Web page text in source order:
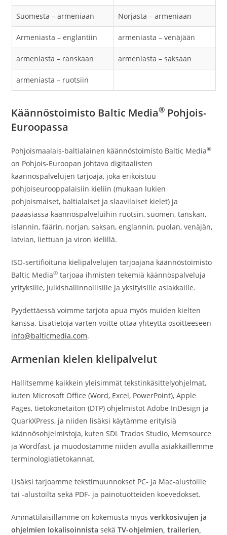
Suomesta – armeniaan Norjasta – armeniaan
Armeniasta – englantiin armeniasta – venäjään
armeniasta – ranskaan armeniasta – saksaan
armeniasta – ruotsiin
Käännöstoimisto Baltic Media® Pohjois-
Euroopassa
Pohjoismaalais-baltialainen käännöstoimisto Baltic Media®
on Pohjois-Euroopan johtava digitaalisten
käännöspalvelujen tarjoaja, joka erikoistuu
pohjoiseurooppalaisiin kieliin (mukaan lukien
pohjoismaiset, baltialaiset ja slaavilaiset kielet) ja
pääasiassa käännöspalveluihin ruotsin, suomen, tanskan,
islannin, fäärin, norjan, saksan, englannin, puolan, venäjän,
latvian, liettuan ja viron kielillä.
ISO-sertifioituna kielipalvelujen tarjoajana käännöstoimisto
Baltic Media® tarjoaa ihmisten tekemiä käännöspalveluja
yrityksille, julkishallinnollisille ja yksityisille asiakkaille.
Pyydettäessä voimme tarjota apua myös muiden kielten
kanssa. Lisätietoja varten voitte ottaa yhteyttä osoitteeseen
info@balticmedia.com.
Armenian kielen kielipalvelut
Hallitsemme kaikkein yleisimmät tekstinkäsittelyohjelmat,
kuten Microsoft Office (Word, Excel, PowerPoint), Apple
Pages, tietokonetaiton (DTP) ohjelmistot Adobe InDesign ja
QuarkXPress, ja niiden lisäksi käytämme erityisiä
käännösohjelmistoja, kuten SDL Trados Studio, Memsource
ja Wordfast, ja muodostamme niiden avulla asiakkaillemme
terminologiatietokannat.
Lisäksi tarjoamme tekstimuunnokset PC- ja Mac-alustoille
tai -alustoilta sekä PDF- ja painotuotteiden koevedokset.
Ammattilaisillamme on kokemusta myösverkkosivujen ja
ohjelmien lokalisoinnista sekäTV-ohjelmien, trailerien,